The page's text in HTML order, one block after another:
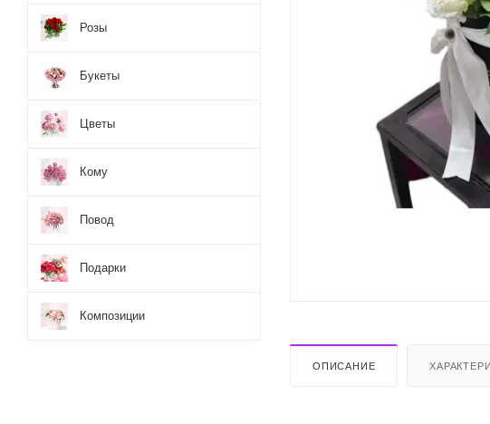
ОПИСАНИЕ
Розы
Букеты
Цветы
Кому
Повод
Подарки
Композиции